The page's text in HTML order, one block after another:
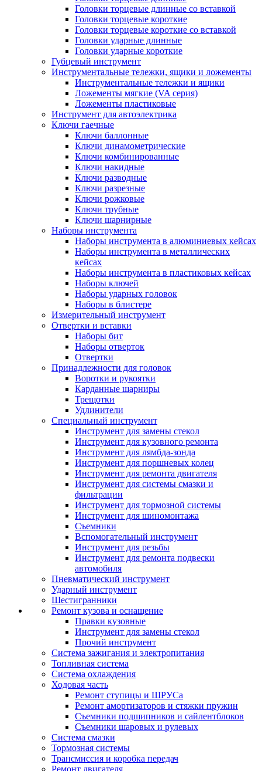
Головки торцевые длинные со вставкой
Головки торцевые короткие
Головки торцевые короткие со вставкой
Головки ударные длинные
Головки ударные короткие
Губцевый инструмент
Инструментальные тележки, ящики и ложементы
Инструментальные тележки и ящики
Ложементы мягкие (VA серия)
Ложементы пластиковые
Инструмент для автоэлектрика
Ключи гаечные
Ключи баллонные
Ключи динамометрические
Ключи комбинированные
Ключи накидные
Ключи разводные
Ключи разрезные
Ключи рожковые
Ключи трубные
Ключи шарнирные
Наборы инструмента
Наборы инструмента в алюминиевых кейсах
Наборы инструмента в металлических
кейсах
Наборы инструмента в пластиковых кейсах
Наборы ключей
Наборы ударных головок
Наборы в блистере
Измерительный инструмент
Отвертки и вставки
Наборы бит
Наборы отверток
Отвертки
Принадлежности для головок
Воротки и рукоятки
Карданные шарниры
Трещотки
Удлинители
Специальный инструмент
Инструмент для замены стекол
Инструмент для кузовного ремонта
Инструмент для лямбда-зонда
Инструмент для поршневых колец
Инструмент для ремонта двигателя
Инструмент для системы смазки и
фильтрации
Инструмент для тормозной системы
Инструмент для шиномонтажа
Съемники
Вспомогательный инструмент
Инструмент для резьбы
Инструмент для ремонта подвески
автомобиля
Пневматический инструмент
Ударный инструмент
Шестигранники
Ремонт кузова и оснащение
Правки кузовные
Инструмент для замены стекол
Прочий инструмент
Система зажигания и электропитания
Топливная система
Система охлаждения
Ходовая часть
Ремонт ступицы и ШРУСа
Ремонт амортизаторов и стяжки пружин
Съемники подшипников и сайлентблоков
Съемники шаровых и рулевых
Система смазки
Тормозная системы
Трансмиссия и коробка передач
Ремонт двигателя